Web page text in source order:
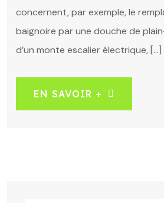
concernent, par exemple, le
baignoire par une douche de
d’un monte escalier électrique, […]
EN SAVOIR +